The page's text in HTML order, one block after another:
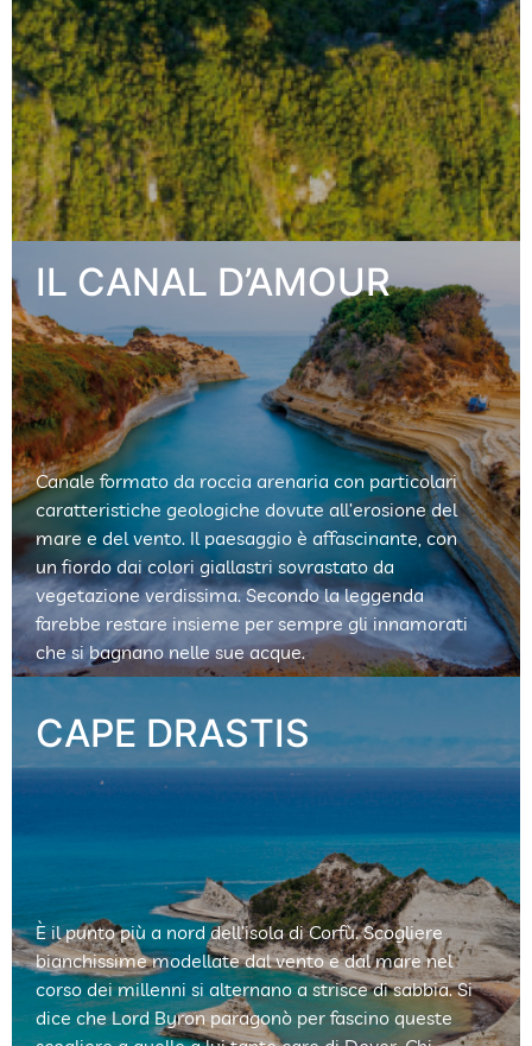
Canale formato da roccia arenaria con particolari
caratteristiche geologiche dovute all’erosione del
mare e del vento. Il paesaggio è affascinante, con
un fiordo dai colori giallastri sovrastato da
vegetazione verdissima. Secondo la leggenda
farebbe restare insieme per sempre gli innamorati
che si bagnano nelle sue acque.
È il punto più a nord dell’isola di Corfù. Scogliere
bianchissime modellate dal vento e dal mare nel
corso dei millenni si alternano a strisce di sabbia. Si
dice che Lord Byron paragonò per fascino queste